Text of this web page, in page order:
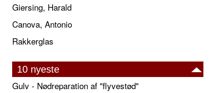
Giersing, Harald
Canova, Antonio
Rakkerglas
10 nyeste
Gulv - Nødreparation af "flyvestød"